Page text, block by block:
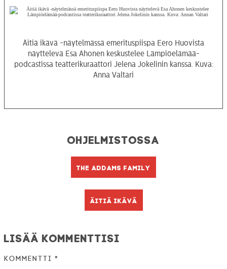
Äitiä ikävä -näytelmässä emerituspiispa Eero Huovista
näyttelevä Esa Ahonen keskustelee Lämpiöelämää-
podcastissa teatterikuraattori Jelena Jokelinin kanssa. Kuva:
Anna Valtari
Ohjelmistossa
The Addams Family
Äitiä ikävä
Lisää kommenttisi
Kommentti *